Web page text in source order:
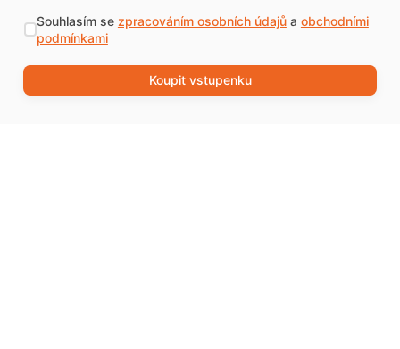
Souhlasím se zpracováním osobních údajůa obchodními
podmínkami
Koupit vstupenku